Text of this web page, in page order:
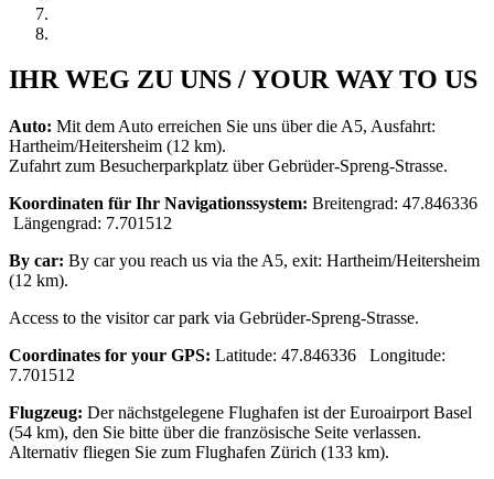
IHR WEG ZU UNS / YOUR WAY TO US
Auto: Mit dem Auto erreichen Sie uns über die A5, Ausfahrt:
Hartheim/Heitersheim (12 km).
Zufahrt zum Besucherparkplatz über Gebrüder-Spreng-Strasse.
Koordinaten für Ihr Navigationssystem: Breitengrad: 47.846336
Längengrad: 7.701512
By car: By car you reach us via the A5, exit: Hartheim/Heitersheim
(12 km).
Access to the visitor car park via Gebrüder-Spreng-Strasse.
Coordinates for your GPS: Latitude: 47.846336 Longitude:
7.701512
Flugzeug: Der nächstgelegene Flughafen ist der Euroairport Basel
(54 km), den Sie bitte über die französische Seite verlassen.
Alternativ fliegen Sie zum Flughafen Zürich (133 km).